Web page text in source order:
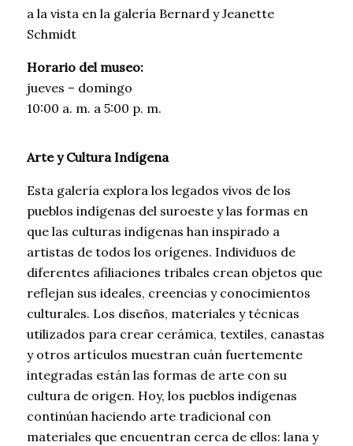
a la vista en la galería Bernard y Jeanette
Schmidt
Horario del museo:
jueves – domingo
10:00 a. m. a 5:00 p. m.
Arte y Cultura Indígena
Esta galería explora los legados vivos de los
pueblos indígenas del suroeste y las formas en
que las culturas indígenas han inspirado a
artistas de todos los orígenes. Individuos de
diferentes afiliaciones tribales crean objetos que
reflejan sus ideales, creencias y conocimientos
culturales. Los diseños, materiales y técnicas
utilizados para crear cerámica, textiles, canastas
y otros artículos muestran cuán fuertemente
integradas están las formas de arte con su
cultura de origen. Hoy, los pueblos indígenas
continúan haciendo arte tradicional con
materiales que encuentran cerca de ellos: lana y